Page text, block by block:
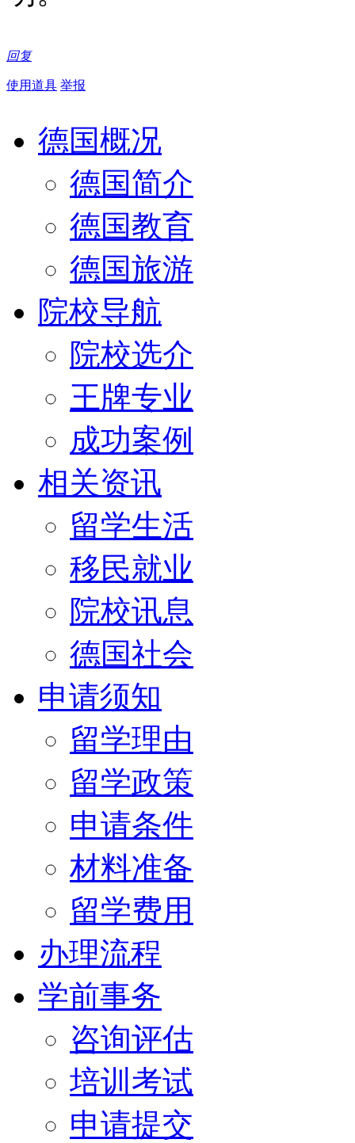
回复
使用道具 举报
德国概况
德国简介
德国教育
德国旅游
院校导航
院校选介
王牌专业
成功案例
相关资讯
留学生活
移民就业
院校讯息
德国社会
申请须知
留学理由
留学政策
申请条件
材料准备
留学费用
办理流程
学前事务
咨询评估
培训考试
申请提交